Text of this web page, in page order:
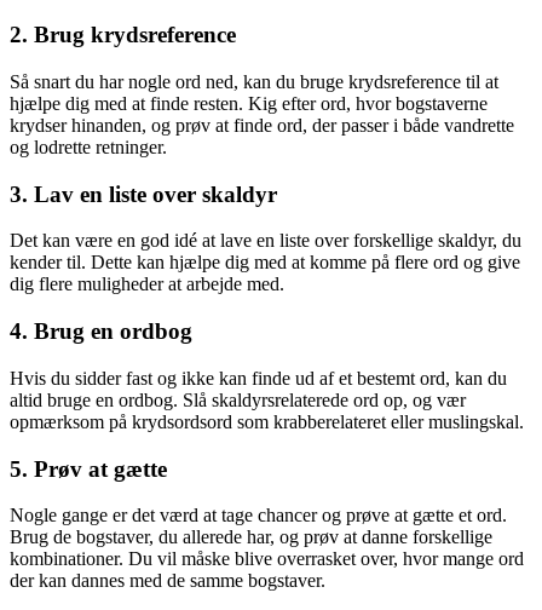
2. Brug krydsreference
Så snart du har nogle ord ned, kan du bruge krydsreference til at
hjælpe dig med at finde resten. Kig efter ord, hvor bogstaverne
krydser hinanden, og prøv at finde ord, der passer i både vandrette
og lodrette retninger.
3. Lav en liste over skaldyr
Det kan være en god idé at lave en liste over forskellige skaldyr, du
kender til. Dette kan hjælpe dig med at komme på flere ord og give
dig flere muligheder at arbejde med.
4. Brug en ordbog
Hvis du sidder fast og ikke kan finde ud af et bestemt ord, kan du
altid bruge en ordbog. Slå skaldyrsrelaterede ord op, og vær
opmærksom på krydsordsord som krabberelateret eller muslingskal.
5. Prøv at gætte
Nogle gange er det værd at tage chancer og prøve at gætte et ord.
Brug de bogstaver, du allerede har, og prøv at danne forskellige
kombinationer. Du vil måske blive overrasket over, hvor mange ord
der kan dannes med de samme bogstaver.